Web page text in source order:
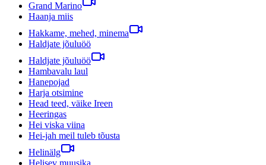
Grand Marino
Haanja miis
Hakkame, mehed, minema
Haldjate jõuluöö
Haldjate jõuluöö
Hambavalu laul
Hanepojad
Harja otsimine
Head teed, väike Ireen
Heeringas
Hei viska viina
Hei-jah meil tuleb tõusta
Helinälg
Helisev muusika